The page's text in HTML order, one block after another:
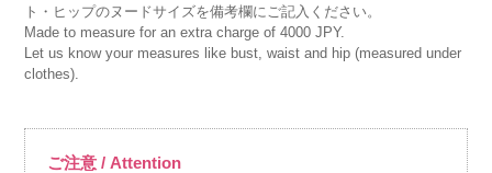
ト・ヒップのヌードサイズを備考欄にご記入ください。
Made to measure for an extra charge of 4000 JPY.
Let us know your measures like bust, waist and hip (measured under
clothes).
ご注意 / Attention